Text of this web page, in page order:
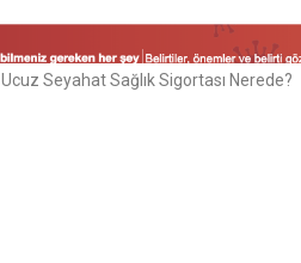
Ucuz Seyahat Sağlık Sigortası Nerede?